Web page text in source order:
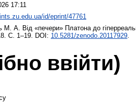
17:11
id/eprint/47761
М. А.
Від «печери» Платона до
С. 1–19. DOI: 10.5281/zenodo.20117929
ввійти)